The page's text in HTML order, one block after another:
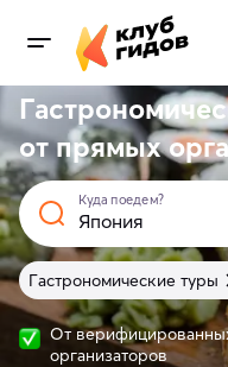
отпрямых
Куда поедем?
Гастрономические туры
От
организаторов